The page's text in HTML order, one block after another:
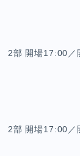
2部 開場17:00／
2部 開場17:00／